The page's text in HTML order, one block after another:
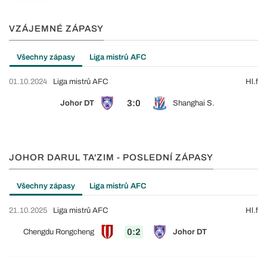
VZÁJEMNÉ ZÁPASY
Všechny zápasy Liga mistrů AFC
01.10.2024
Johor DT 3:0 Shanghai S.
Liga mistrů AFC Hl.f
JOHOR DARUL TA'ZIM - POSLEDNÍ ZÁPASY
Všechny zápasy Liga mistrů AFC
21.10.2025
Chengdu Rongcheng 0:2 Johor DT
Liga mistrů AFC Hl.f